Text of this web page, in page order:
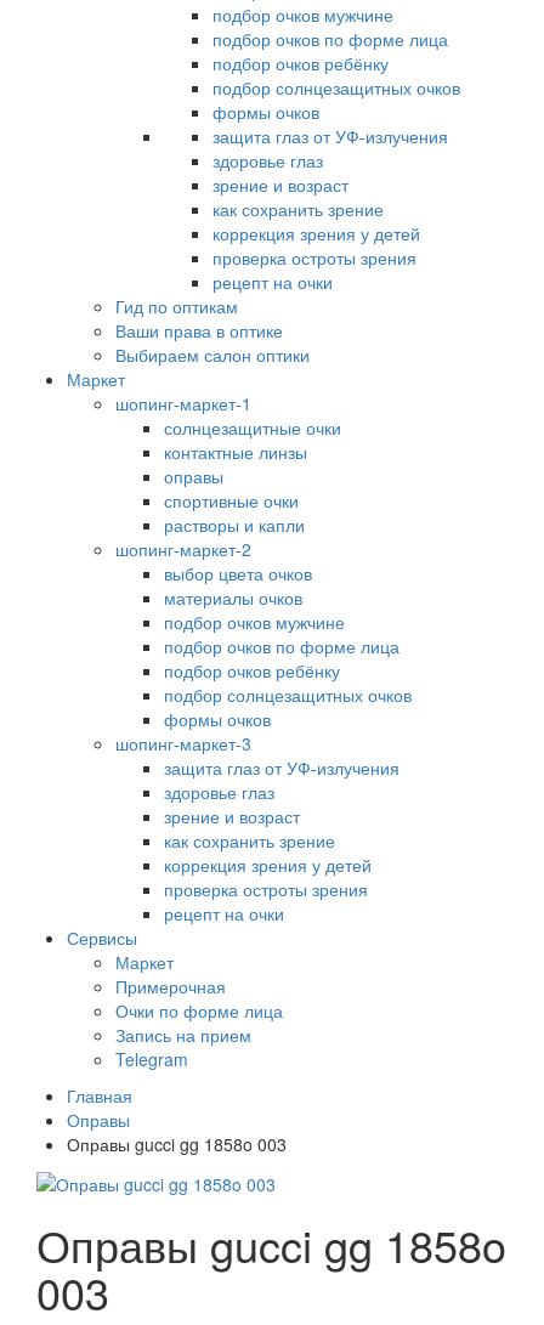
подбор очков мужчине
подбор очков по форме лица
подбор очков ребёнку
подбор солнцезащитных очков
формы очков
защита глаз от УФ-излучения
здоровье глаз
зрение и возраст
как сохранить зрение
коррекция зрения у детей
проверка остроты зрения
рецепт на очки
Гид по оптикам
Ваши права в оптике
Выбираем салон оптики
Маркет
шопинг-маркет-1
солнцезащитные очки
контактные линзы
оправы
спортивные очки
растворы и капли
шопинг-маркет-2
выбор цвета очков
материалы очков
подбор очков мужчине
подбор очков по форме лица
подбор очков ребёнку
подбор солнцезащитных очков
формы очков
шопинг-маркет-3
защита глаз от УФ-излучения
здоровье глаз
зрение и возраст
как сохранить зрение
коррекция зрения у детей
проверка остроты зрения
рецепт на очки
Сервисы
Маркет
Примерочная
Очки по форме лица
Запись на прием
Telegram
Главная
Оправы
Оправы gucci gg 1858o 003
Оправы gucci gg 1858o
003